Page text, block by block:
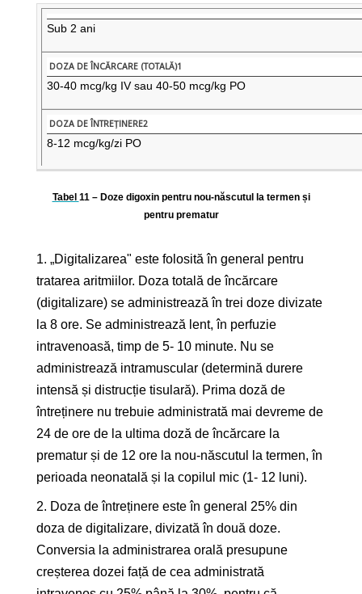
Sub 2 ani
30-40 mcg/kg IV sau 40-50 mcg/kg PO
8-12 mcg/kg/zi PO
Tabel 11– Doze digoxin pentru nou-născutul la termen și
pentru prematur
1. „Digitalizarea" este folosită în general pentru
tratarea aritmiilor. Doza totală de încărcare
(digitalizare) se administrează în trei doze divizate
la 8 ore. Se administrează lent, în perfuzie
intravenoasă, timp de 5- 10 minute. Nu se
administrează intramuscular (determină durere
intensă și distrucție tisulară). Prima doză de
întreținere nu trebuie administrată mai devreme de
24 de ore de la ultima doză de încărcare la
prematur și de 12 ore la nou-născutul la termen, în
perioada neonatală și la copilul mic (1- 12 luni).
2. Doza de întreținere este în general 25% din
doza de digitalizare, divizată în două doze.
Conversia la administrarea orală presupune
creșterea dozei față de cea administrată